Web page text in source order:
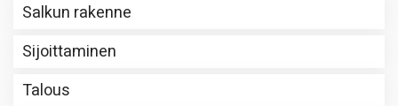
Salkun rakenne
Sijoittaminen
Talous